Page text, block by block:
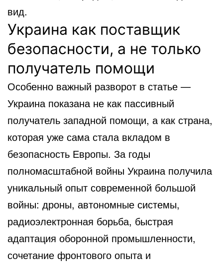
вид.
Украина как поставщик
безопасности, а не только
получатель помощи
Особенно важный разворот в статье —
Украина показана не как пассивный
получатель западной помощи, а как страна,
которая уже сама стала вкладом в
безопасность Европы. За годы
полномасштабной войны Украина получила
уникальный опыт современной большой
войны: дроны, автономные системы,
радиоэлектронная борьба, быстрая
адаптация оборонной промышленности,
сочетание фронтового опыта и